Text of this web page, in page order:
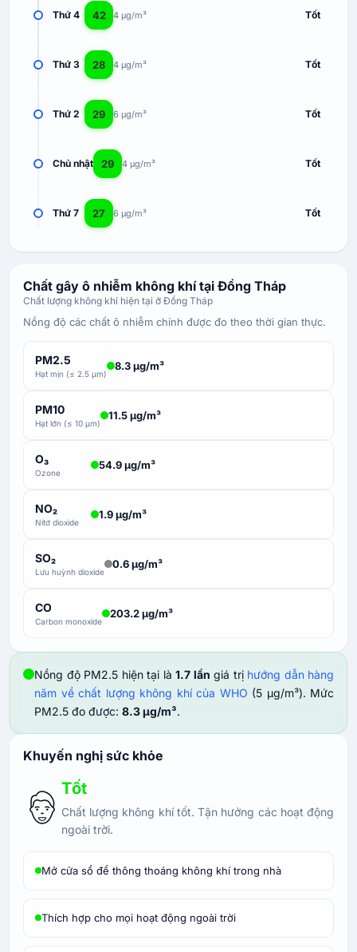
Thứ 4 42 4 µg/m³ Tốt
Thứ 3 28 4 µg/m³ Tốt
Thứ 2 29 6 µg/m³ Tốt
Chủ nhật 29 4 µg/m³ Tốt
Thứ 7 27 6 µg/m³ Tốt
Chất gây ô nhiễm không khí tại Đồng Tháp
Chất lượng không khí hiện tại ở Đồng Tháp
Nồng độ các chất ô nhiễm chính được đo theo thời gian thực.
PM2.5
Hạt mịn (≤ 2.5 µm)
8.3 µg/m³
PM10
Hạt lớn (≤ 10 µm)
11.5 µg/m³
O₃
Ozone
54.9 µg/m³
NO₂
Nitơ dioxide
1.9 µg/m³
SO₂
Lưu huỳnh dioxide
0.6 µg/m³
CO
Carbon monoxide
203.2 µg/m³
Nồng độ PM2.5 hiện tại là 1.7 lần giá trị hướng dẫn hàng
năm về chất lượng không khí của WHO (5 µg/m³). Mức
PM2.5 đo được: 8.3 µg/m³.
Khuyến nghị sức khỏe
Tốt
Chất lượng không khí tốt. Tận hưởng các hoạt động
ngoài trời.
Mở cửa sổ để thông thoáng không khí trong nhà
Thích hợp cho mọi hoạt động ngoài trời